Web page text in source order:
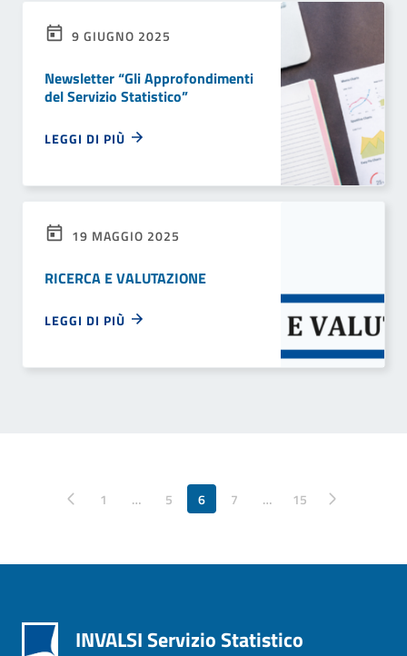
9 GIUGNO 2025
Newsletter “Gli Approfondimenti
del Servizio Statistico”
LEGGI DI PIÙ
19 MAGGIO 2025
RICERCA E VALUTAZIONE
LEGGI DI PIÙ
Pagina precedente1 … 5 6 7 … 15
Pagina successiva
INVALSI Servizio Statistico